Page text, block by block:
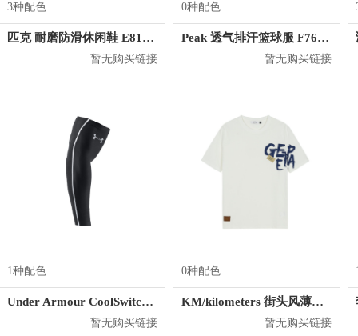
3种配色
匹克 耐磨防滑休闲鞋 E81591A
暂无购买链接
0种配色
Peak 透气排汗篮球服 F762101
暂无购买链接
1种配色
Under Armour CoolSwitch 护臂
暂无购买链接
0种配色
KM/kilometers 街头风薄款印花短袖T恤 男女同款 M2X2108248
暂无购买链接